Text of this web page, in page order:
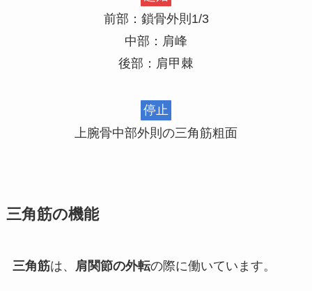
前部：鎖骨外則1/3
中部：肩峰
後部：肩甲棘
停止
上腕骨中部外則の三角筋粗面
三角筋の機能
三角筋は、 肩関節の外転の際に働いています。